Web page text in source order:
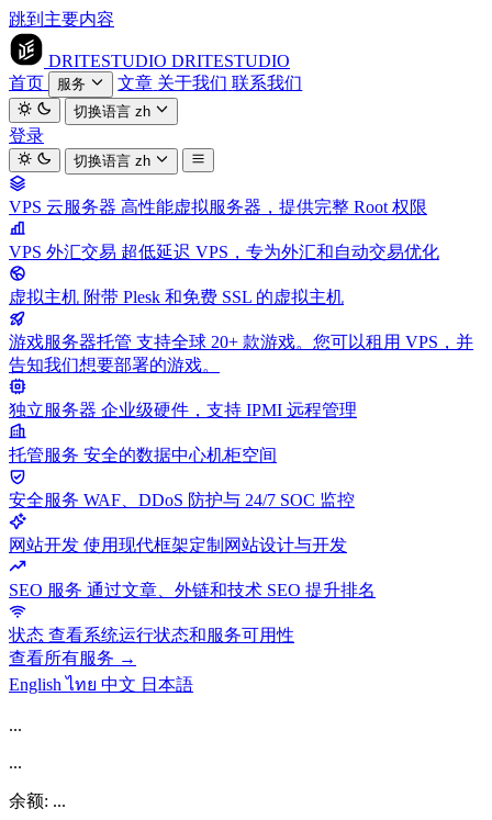
跳到主要内容
DRITESTUDIO DRITESTUDIO
首页
服务 文章 关于我们 联系我们
切换语言zh
登录
切换语言zh
VPS 云服务器 高性能虚拟服务器，提供完整 Root 权限
VPS 外汇交易 超低延迟 VPS，专为外汇和自动交易优化
虚拟主机 附带 Plesk 和免费 SSL 的虚拟主机
游戏服务器托管 支持全球 20+ 款游戏。您可以租用 VPS，并
告知我们想要部署的游戏。
独立服务器 企业级硬件，支持 IPMI 远程管理
托管服务 安全的数据中心机柜空间
安全服务 WAF、DDoS 防护与 24/7 SOC 监控
网站开发 使用现代框架定制网站设计与开发
SEO 服务 通过文章、外链和技术 SEO 提升排名
状态 查看系统运行状态和服务可用性
查看所有服务 →
Englishไทย 中文 日本語
...
...
余额: ...